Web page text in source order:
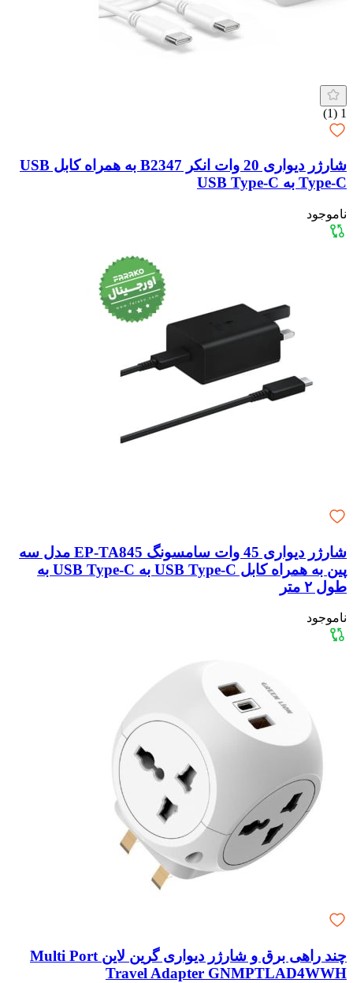
1
(1)
شارژر دیواری 20 وات انکر B2347 به همراه کابل USB
Type-C به USB Type-C
ناموجود
شارژر دیواری 45 وات سامسونگ EP-TA845 مدل سه
پین به همراه کابل USB Type-C به USB Type-C به
طول ۲ متر
ناموجود
چند راهی برق و شارژر دیواری گرین لاین Multi Port
Travel Adapter GNMPTLAD4WWH